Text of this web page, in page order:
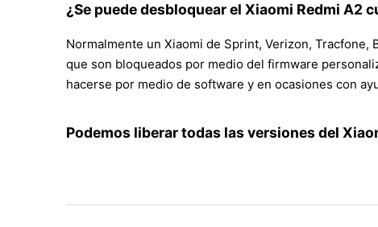
¿Se puede desbloquear el Xiaomi Redmi A2
Normalmente un Xiaomi de Sprint, Verizon,
que son bloqueados por medio del firmware
hacerse por medio de software y en ocasiones con
Podemos liberar todas las versiones del